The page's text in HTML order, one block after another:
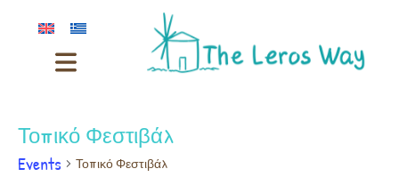
Τοπικό Φεστιβάλ
Events Τοπικό Φεστιβάλ